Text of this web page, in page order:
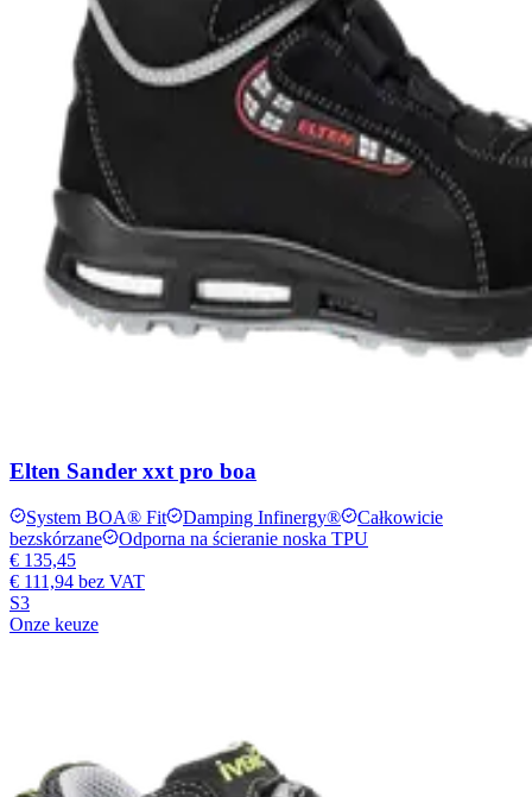
Elten Sander xxt pro boa
System BOA® Fit Damping Infinergy®
Całkowicie
bezskórzane
Odporna na ścieranie noska TPU
€ 135,45
€ 111,94 bez VAT
S3
Onze keuze